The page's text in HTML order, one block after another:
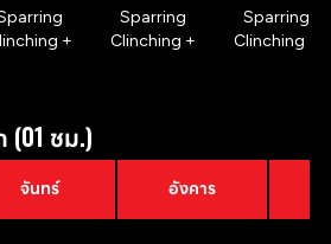
+
Sparring
Clinching +
Sparring
Clinching +
(01 ชม.)
จันทร์ อังคาร